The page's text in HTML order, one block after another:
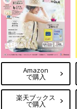
Amazon
で購入
楽天ブックス
で購入